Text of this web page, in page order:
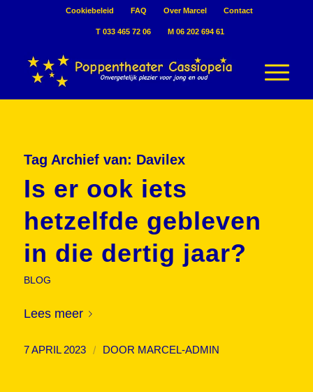
Cookiebeleid FAQ Over Marcel Contact
T 033 465 72 06 M 06 202 694 61
Tag Archief van: Davilex
Is er ook iets
hetzelfde gebleven
in die dertig jaar?
BLOG
Lees meer
7 APRIL 2023 / DOOR MARCEL-ADMIN